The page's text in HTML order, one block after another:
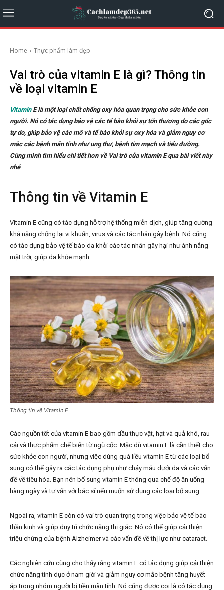
Home Thực phẩm làm đẹp
Vai trò của vitamin E là gì? Thông tin
về loại vitamin E
VitaminE là một loại chất chống oxy hóa quan trọng cho sức khỏe con
người. Nó có tác dụng bảo vệ các tế bào khỏi sự tổn thương do các gốc
tự do, giúp bảo vệ các mô và tế bào khỏi sự oxy hóa và giảm nguy cơ
mắc các bệnh mãn tính như ung thư, bệnh tim mạch và tiểu đường.
Cùng mình tìm hiểu chi tiết hơn về Vai trò của vitamin E qua bài viết này
nhé
Thông tin về Vitamin E
Vitamin E cũng có tác dụng hỗ trợ hệ thống miễn dịch, giúp tăng cường
khả năng chống lại vi khuẩn, virus và các tác nhân gây bệnh. Nó cũng
có tác dụng bảo vệ tế bào da khỏi các tác nhân gây hại như ánh nắng
mặt trời, giúp da khỏe mạnh.
Thông tin về Vitamin E
Các nguồn tốt của vitamin E bao gồm dầu thực vật, hạt và quả khô, rau
cải và thực phẩm chế biến từ ngũ cốc. Mặc dù vitamin E là cần thiết cho
sức khỏe con người, nhưng việc dùng quá liều vitamin E từ các loại bổ
sung có thể gây ra các tác dụng phụ như chảy máu dưới da và các vấn
đề về tiêu hóa. Bạn nên bổ sung vitamin E thông qua chế độ ăn uống
hàng ngày và tư vấn với bác sĩ nếu muốn sử dụng các loại bổ sung.
Ngoài ra, vitamin E còn có vai trò quan trọng trong việc bảo vệ tế bào
thần kinh và giúp duy trì chức năng thị giác. Nó có thể giúp cải thiện
triệu chứng của bệnh Alzheimer và các vấn đề về thị lực như cataract.
Các nghiên cứu cũng cho thấy rằng vitamin E có tác dụng giúp cải thiện
chức năng tình dục ở nam giới và giảm nguy cơ mắc bệnh tăng huyết
áp trong nhóm người bị tiền mãn tính. Nó cũng được coi là có tác dụng